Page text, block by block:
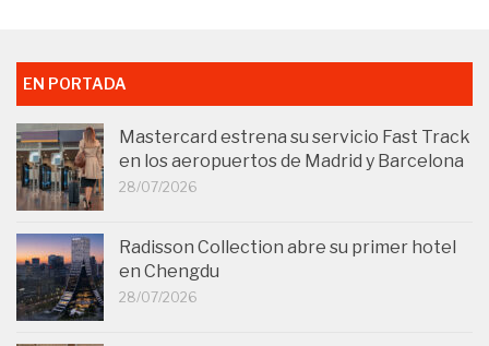
EN PORTADA
Mastercard estrena su servicio Fast Track
en los aeropuertos de Madrid y Barcelona
28/07/2026
Radisson Collection abre su primer hotel
en Chengdu
28/07/2026